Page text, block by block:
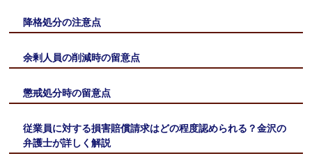
降格処分の注意点
余剰人員の削減時の留意点
懲戒処分時の留意点
従業員に対する損害賠償請求はどの程度認められる？金沢の
弁護士が詳しく解説